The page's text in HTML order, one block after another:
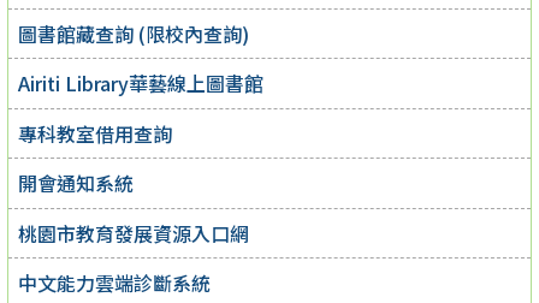
圖書館藏查詢 (限校內查詢)
Airiti Library華藝線上圖書館
專科教室借用查詢
開會通知系統
桃園市教育發展資源入口網
中文能力雲端診斷系統